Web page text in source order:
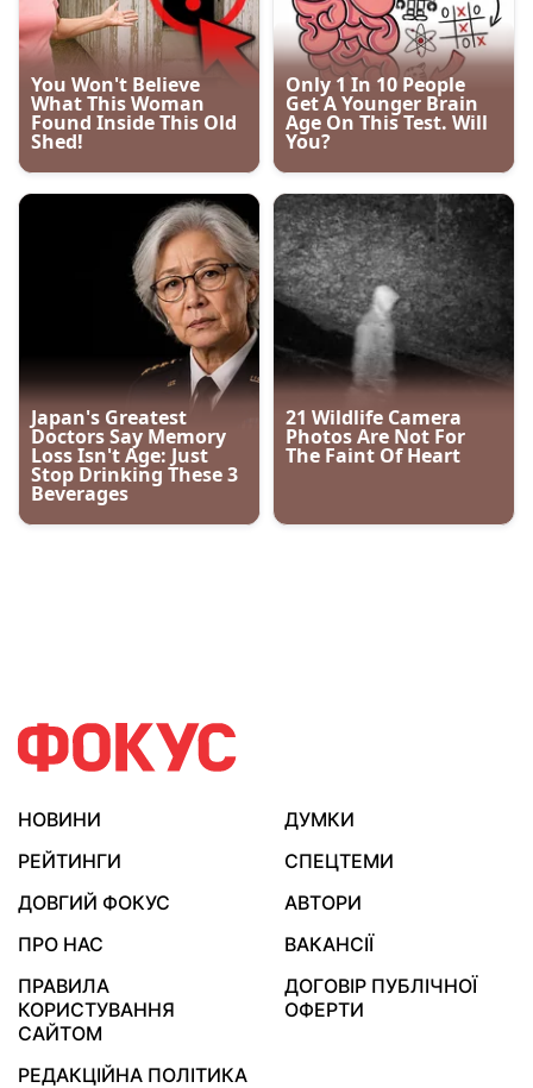
НОВИНИ
ДУМКИ
РЕЙТИНГИ
СПЕЦТЕМИ
ДОВГИЙ ФОКУС
АВТОРИ
ПРО НАС
ВАКАНСІЇ
ПРАВИЛА
КОРИСТУВАННЯ
САЙТОМ
ДОГОВІР ПУБЛІЧНОЇ
ОФЕРТИ
РЕДАКЦІЙНА ПОЛІТИКА